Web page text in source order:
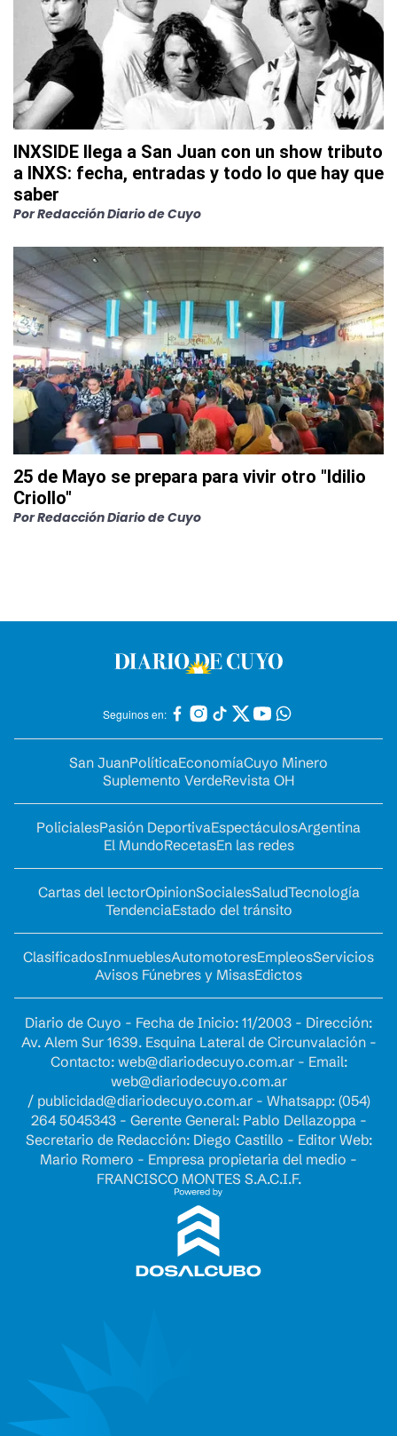
INXSIDE llega a San Juan con un show tributo
a INXS: fecha, entradas y todo lo que hay que
saber
PorRedacción Diario de Cuyo
25 de Mayo se prepara para vivir otro "Idilio
Criollo"
PorRedacción Diario de Cuyo
Seguinos en:
San JuanPolíticaEconomíaCuyo Minero
Suplemento VerdeRevista OH
PolicialesPasión DeportivaEspectáculosArgentina
El MundoRecetasEn las redes
Cartas del lectorOpinionSocialesSaludTecnología
TendenciaEstado del tránsito
ClasificadosInmueblesAutomotoresEmpleosServicios
Avisos Fúnebres y MisasEdictos
Diario de Cuyo - Fecha de Inicio: 11/2003 - Dirección:
Av. Alem Sur 1639. Esquina Lateral de Circunvalación -
Contacto: web@diariodecuyo.com.ar- Email:
web@diariodecuyo.com.ar
/ publicidad@diariodecuyo.com.ar- Whatsapp: (054)
264 5045343 - Gerente General: Pablo Dellazoppa -
Secretario de Redacción: Diego Castillo - Editor Web:
Mario Romero - Empresa propietaria del medio -
FRANCISCO MONTES S.A.C.I.F.